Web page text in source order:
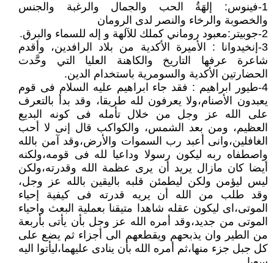
1-فينوس: إلهَةُ الحب والجمال والرغبة والجنس
والخصوبة والرخاء والنصر لدى الرومان
2-جوبيتر:معبود روماني كملك للآلهة و إله للسماء والبرق.
3-إنخيدوانا : الأميرة الأكدية من بلاد الرافدين، وأقدم
شاعرة عرفها التاريخ والكاهنة العليا التي وحَّدت
الحضارتين الأكدية والسومرية باستخدام الدين.
4-طيور ابراهيم : فقد جاء ابراهيم عليه السلام فى قوم
يعبدون الأصنام،ولا يعرفون لله طريقا، وقد بدأ بالتعرف
على الله عز وجل من خلال تأمله فى كونه البديع
العظيم، ومن بعد الشمس، والكواكب قال إنى لا أحب
الغافلين،وانى أعبد رب السموات والأرض،وقد آمن بالله
واصطفاه ربه ليكون رسولا وداعيا لله فى قومه،ولكنه
أيضا كان مازال يريد أن يرى عظمة الله وقدرته،ولكن
ليس ليؤمن ولكن ليطمئن قلبه باليقين بالله عز وجل،
وقد طلب من الله أن يريه قدرته فى كيفية إحياء
الموتى،اى ليكون عقله شاهدا متيقنا بعملية البعث واحياء
الموتى من جديد،وقد أمره الله عز وجل بأن يأتى بأربعة
من الطير وان يذبحهم ويقطعهم الى أجزاء ثم يضع على
كل جبل جزء منها،ثم أمره الله بأن ينادى عليهما،ليأتوا اليه